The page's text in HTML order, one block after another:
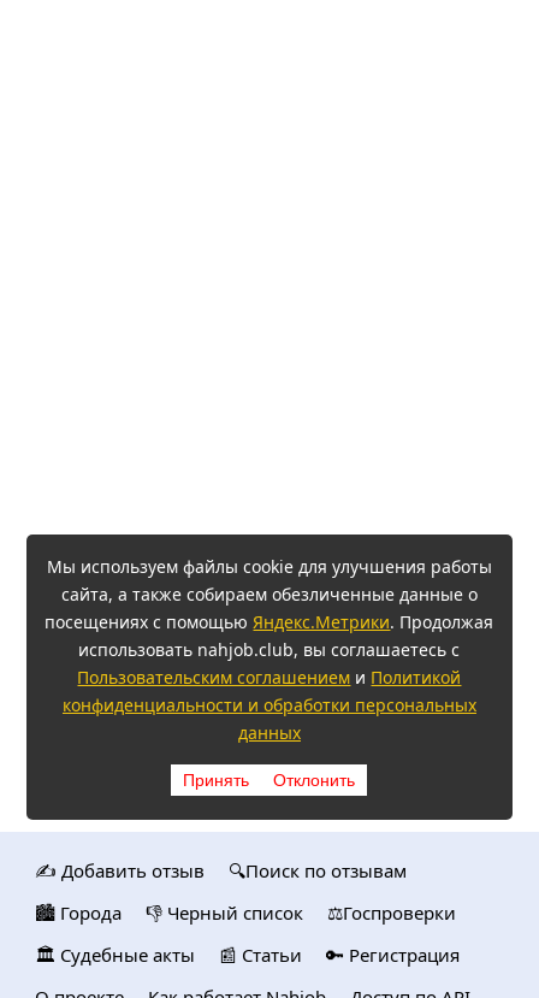
Мы используем файлы cookie для улучшения работы
сайта, а также собираем обезличенные данные о
посещениях с помощью Яндекс.Метрики. Продолжая
использовать nahjob.club, вы соглашаетесь с
Пользовательским соглашением и Политикой
конфиденциальности и обработки персональных
данных
Принять Отклонить
✍️ Добавить отзыв
🔍Поиск по отзывам
🏙️ Городa
👎 Черный список
⚖️Госпроверки
🏛️ Судебные акты
📰 Статьи
🔑 Регистрация